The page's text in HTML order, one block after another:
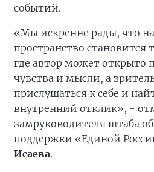
событий.
«Мы искренне рады, что
пространство
где автор может открыто
чувства и мысли, а
прислушаться к себе и
внутренний отклик», -
замруководителя штаба
поддержки «Единой
Исаева.